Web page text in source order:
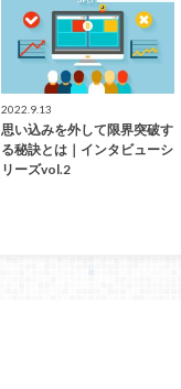
2022.9.13
思い込みを外して限界突破す
る秘訣とは｜インタビューシ
リーズvol.2